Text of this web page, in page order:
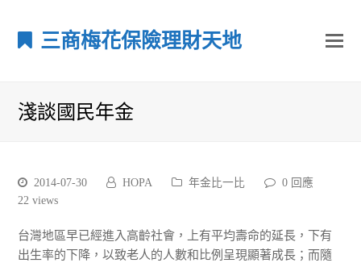
三商梅花保險理財天地
淺談國民年金
2014-07-30 HOPA 年金比一比
0 回應
22 views
台灣地區早已經進入高齡社會，上有平均壽命的延長，下有
出生率的下降，以致老人的人數和比例呈現顯著成長；而隨